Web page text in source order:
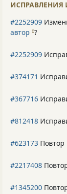
ИСПРАВЛЕНИЯ
#2252909
автор 0?
#2252909
#374171
#367716
#812418
#623173 Повтор
#2217408
#1345200